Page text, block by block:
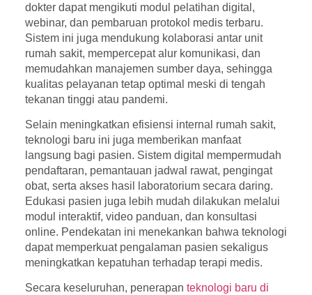
dokter dapat mengikuti modul pelatihan digital,
webinar, dan pembaruan protokol medis terbaru.
Sistem ini juga mendukung kolaborasi antar unit
rumah sakit, mempercepat alur komunikasi, dan
memudahkan manajemen sumber daya, sehingga
kualitas pelayanan tetap optimal meski di tengah
tekanan tinggi atau pandemi.
Selain meningkatkan efisiensi internal rumah sakit,
teknologi baru ini juga memberikan manfaat
langsung bagi pasien. Sistem digital mempermudah
pendaftaran, pemantauan jadwal rawat, pengingat
obat, serta akses hasil laboratorium secara daring.
Edukasi pasien juga lebih mudah dilakukan melalui
modul interaktif, video panduan, dan konsultasi
online. Pendekatan ini menekankan bahwa teknologi
dapat memperkuat pengalaman pasien sekaligus
meningkatkan kepatuhan terhadap terapi medis.
Secara keseluruhan, penerapan teknologi baru di